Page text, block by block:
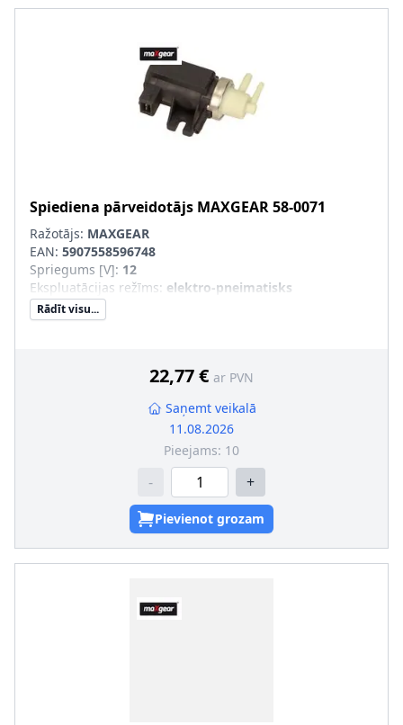
Spiediena pārveidotājs MAXGEAR58-0071
Ražotājs: MAXGEAR
EAN: 5907558596748
Spriegums [V]: 12
Ekspluatācijas režīms: elektro-pneimatisks
Rādīt visu...
22,77 € ar PVN
Saņemt veikalā
11.08.2026
Pieejams: 10
- +
Pievienot grozam